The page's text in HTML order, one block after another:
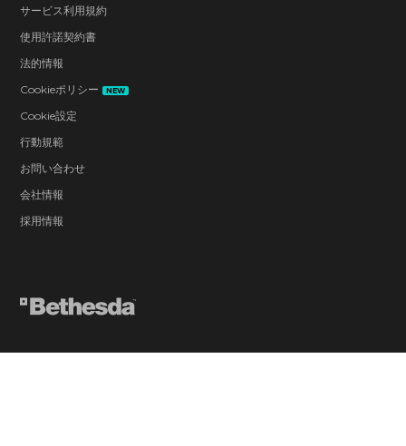
サービス利用規約
使用許諾契約書
法的情報
Cookieポリシー
NEW
Cookie設定
行動規範
お問い合わせ
会社情報
採用情報